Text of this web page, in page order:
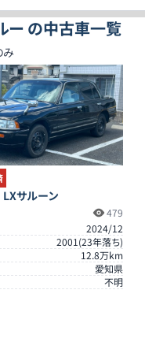
ー の中古車一覧
み
サルーン
479
2024/12
2001(23年落ち)
12.8万km
愛知県
不明